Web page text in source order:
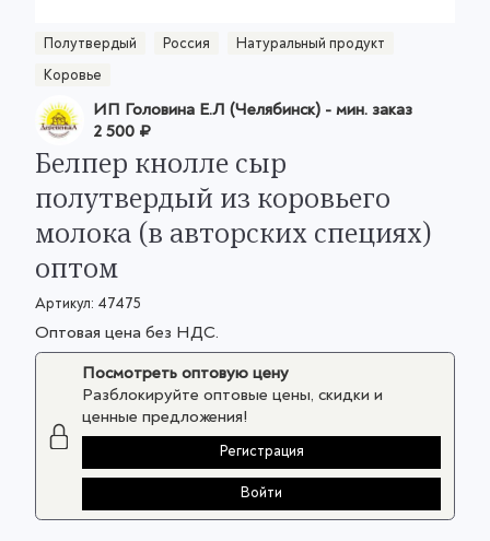
Полутвердый Россия
Натуральный продукт
Коровье
ИП Головина Е.Л (Челябинск) - мин. заказ
2 500 ₽
Белпер кнолле сыр
полутвердый из коровьего
молока (в авторских специях)
оптом
Артикул: 47475
Оптовая цена без НДС.
Посмотреть оптовую цену
Разблокируйте оптовые цены, скидки и
ценные предложения!
Регистрация
Войти